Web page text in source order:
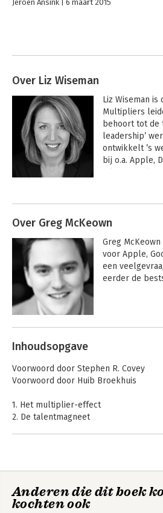
Jeroen Ansink 6 maart 2015
Over Liz Wiseman
Liz Wiseman
Multipliers
behoort tot de
leadership’
ontwikkelt ’s
bij o.a. Apple,
ontwikkeling
Impact Players
Over Greg McKeown
Greg
voor Apple,
een
eerder de
Andere boeken door
Inhoudsopgave
Voorwoord door Stephen R. Covey
Voorwoord door Huib Broekhuis
1. Het multiplier-effect
2. De talentmagneet
Bijlage A: Het onderzoeksproces
Anderen die dit boek
kochten ook